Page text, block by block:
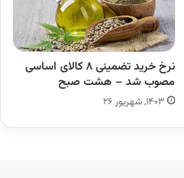
نرخ خرید تضمینی ۸ کالای اساسی
مصوب شد – هشت صبح
۱۴۰۳, شهریور ۲۶